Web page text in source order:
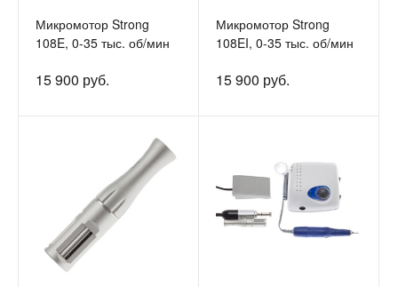
Микромотор Strong
108E, 0-35 тыс. об/мин
15 900 руб.
Микромотор Strong
108EI, 0-35 тыс. об/мин
15 900 руб.